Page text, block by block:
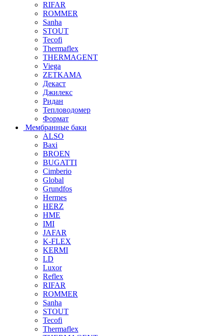
RIFAR
ROMMER
Sanha
STOUT
Tecofi
Thermaflex
THERMAGENT
Viega
ZETKAMA
Декаст
Джилекс
Ридан
Тепловодомер
Формат
Мембранные баки
ALSO
Baxi
BROEN
BUGATTI
Cimberio
Global
Grundfos
Hermes
HERZ
HME
IMI
JAFAR
K-FLEX
KERMI
LD
Luxor
Reflex
RIFAR
ROMMER
Sanha
STOUT
Tecofi
Thermaflex